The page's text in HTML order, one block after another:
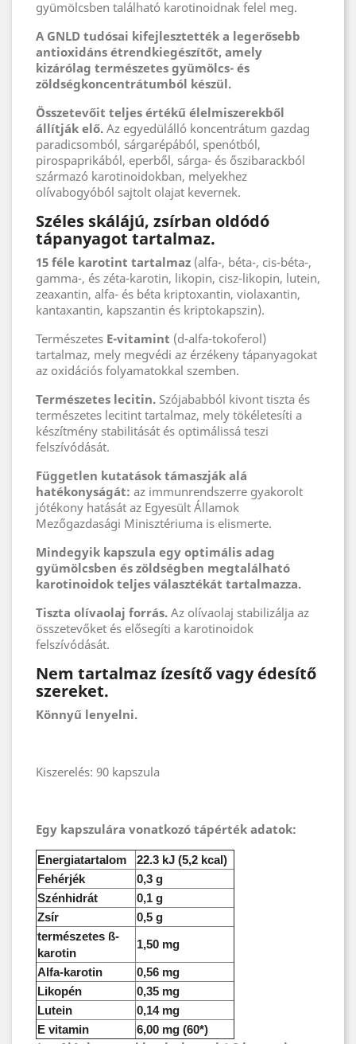
gyümölcsben található karotinoidnak felel meg.
A GNLD tudósai kifejlesztették a legerősebb
antioxidáns étrendkiegészítőt, amely
kizárólag természetes gyümölcs- és
zöldségkoncentrátumból készül.
Összetevőit teljes értékű élelmiszerekből
állítják elő. Az egyedülálló koncentrátum gazdag
paradicsomból, sárgarépából, spenótból,
pirospaprikából, eperből, sárga- és őszibarackból
származó karotinoidokban, melyekhez
olívabogyóból sajtolt olajat kevernek.
Széles skálájú, zsírban oldódó
tápanyagot tartalmaz.
15 féle karotint tartalmaz (alfa-, béta-, cis-béta-,
gamma-, és zéta-karotin, likopin, cisz-likopin, lutein,
zeaxantin, alfa- és béta kriptoxantin, violaxantin,
kantaxantin, kapszantin és kriptokapszin).
Természetes E-vitamint (d-alfa-tokoferol)
tartalmaz, mely megvédi az érzékeny tápanyagokat
az oxidációs folyamatokkal szemben.
Természetes lecitin. Szójababból kivont tiszta és
természetes lecitint tartalmaz, mely tökéletesíti a
készítmény stabilitását és optimálissá teszi
felszívódását.
Független kutatások támaszják alá
hatékonyságát: az immunrendszerre gyakorolt
jótékony hatását az Egyesült Államok
Mezőgazdasági Minisztériuma is elismerte.
Mindegyik kapszula egy optimális adag
gyümölcsben és zöldségben megtalálható
karotinoidok teljes választékát tartalmazza.
Tiszta olívaolaj forrás. Az olívaolaj stabilizálja az
összetevőket és elősegíti a karotinoidok
felszívódását.
Nem tartalmaz ízesítő vagy édesítő
szereket.
Könnyű lenyelni.
Kiszerelés: 90 kapszula
Egy kapszulára vonatkozó tápérték adatok:
Energiatartalom
22.3 kJ (5,2 kcal)
Fehérjék
0,3 g
Szénhidrát
0,1 g
Zsír
0,5 g
természetes ß-
karotin
1,50 mg
Alfa-karotin
0,56 mg
Likopén
0,35 mg
Lutein
0,14 mg
E vitamin
6,00 mg (60*)